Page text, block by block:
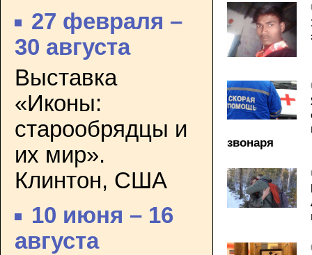
27 февраля –
30 августа
Выставка
«Иконы:
старообрядцы и
их мир».
Клинтон, США
10 июня – 16
августа
звонаря